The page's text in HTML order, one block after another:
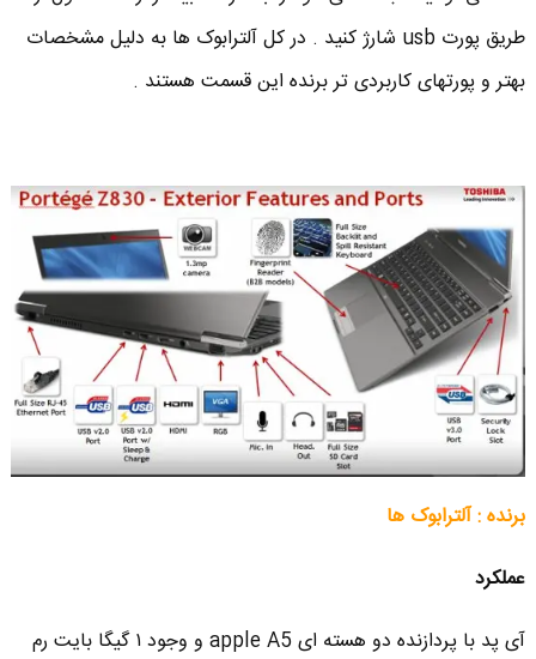
طریق پورت usb شارژ کنید . در کل آلترابوک ها به دلیل مشخصات
بهتر و پورتهای کاربردی تر برنده این قسمت هستند .
برنده : آلترابوک ها
عملکرد
آی پد با پردازنده دو هسته ای apple A5 و وجود ۱ گیگا بایت رم